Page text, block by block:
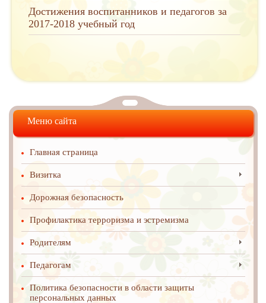
Достижения воспитанников и педагогов за
2017-2018 учебный год
Меню сайта
Главная страница
Визитка
Дорожная безопасность
Профилактика терроризма и эстремизма
Родителям
Педагогам
Политика безопасности в области защиты
персональных данных